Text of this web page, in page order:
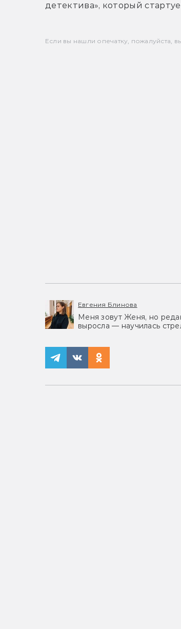
детектива», который
Если вы нашли опечатку, пожалуйста,
Евгения Блинова
Меня зовут Женя, но
выросла — научилась